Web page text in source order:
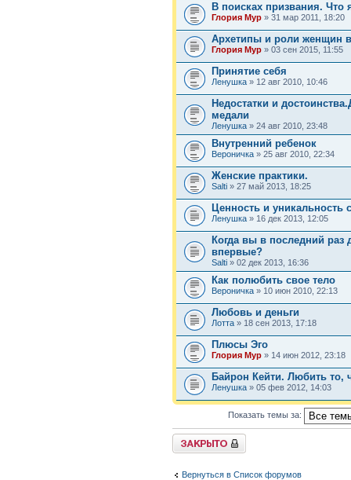
В поисках призвания.
Глория Мур » 31 мар 2011, 18:20
Архетипы и роли женщин
Глория Мур » 03 сен 2015, 11:55
Принятие себя
Ленушка » 12 авг 2010, 10:46
Недостатки и
медали
Ленушка » 24 авг 2010, 23:48
Внутренний ребенок
Вероничка » 25 авг 2010, 22:34
Женские практики.
Salti » 27 май 2013, 18:25
Ценность и уникальность
Ленушка » 16 дек 2013, 12:05
Когда вы в последний раз
впервые?
Salti » 02 дек 2013, 16:36
Как полюбить свое тело
Вероничка » 10 июн 2010, 22:13
Любовь и деньги
Лотта » 18 сен 2013, 17:18
Плюсы Эго
Глория Мур » 14 июн 2012, 23:18
Байрон Кейти. Любить то,
Ленушка » 05 фев 2012, 14:03
Показать темы за:
Форум закрыт
Вернуться в Список форумов